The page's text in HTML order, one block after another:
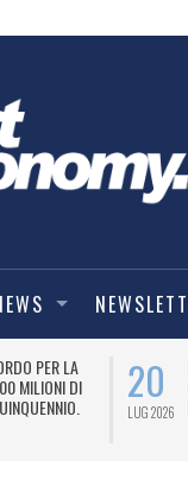
PER LA
MILIONI DI
20
LUG 2026